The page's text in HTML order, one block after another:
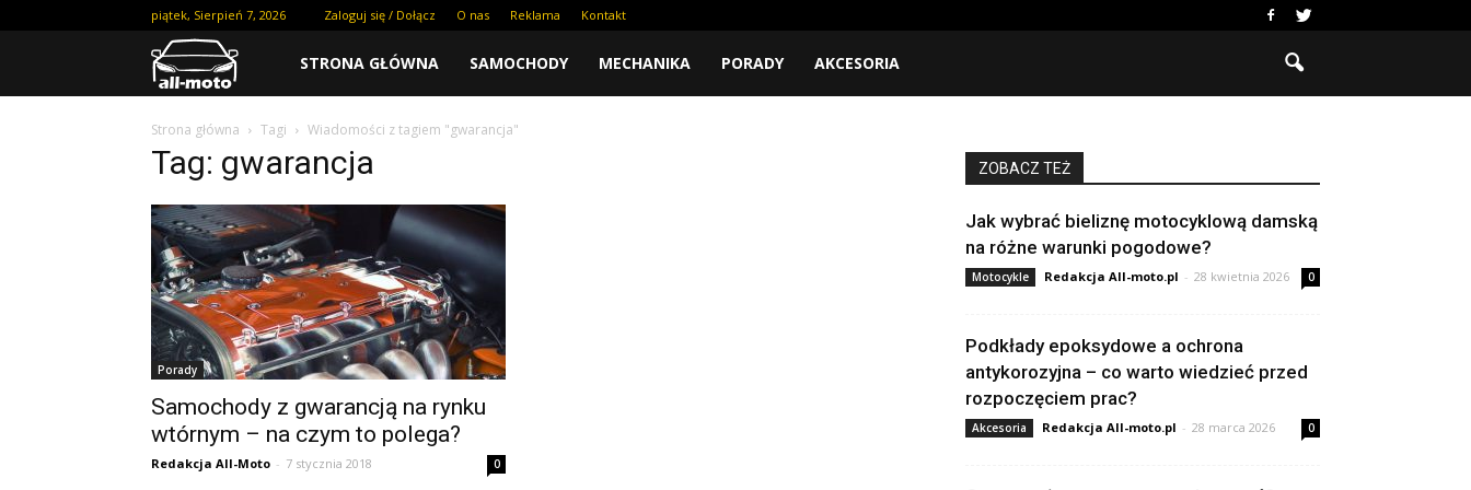
piątek, Sierpień 7, 2026 Zaloguj się / Dołącz O nas Reklama Kontakt
STRONA GŁÓWNA SAMOCHODY MECHANIKA PORADY AKCESORIA
Strona główna Tagi Wiadomości z tagiem "gwarancja"
Tag: gwarancja
Porady
Samochody z gwarancją na rynku
wtórnym – na czym to polega?
Redakcja All-Moto - 7 stycznia 2018 0
ZOBACZ TEŻ
Jak wybrać bieliznę motocyklową damską
na różne warunki pogodowe?
Motocykle Redakcja All-moto.pl - 28 kwietnia 2026 0
Podkłady epoksydowe a ochrona
antykorozyjna – co warto wiedzieć przed
rozpoczęciem prac?
Akcesoria Redakcja All-moto.pl - 28 marca 2026 0